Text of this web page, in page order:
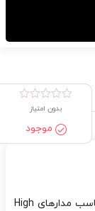
بدون امتیاز
موجود
، مناسب مدارهای High